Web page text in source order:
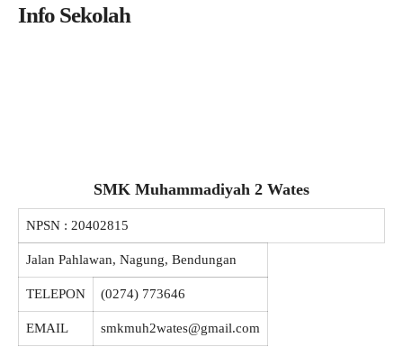
Info Sekolah
SMK Muhammadiyah 2 Wates
NPSN : 20402815
Jalan Pahlawan, Nagung, Bendungan
TELEPON (0274) 773646
EMAIL smkmuh2wates@gmail.com